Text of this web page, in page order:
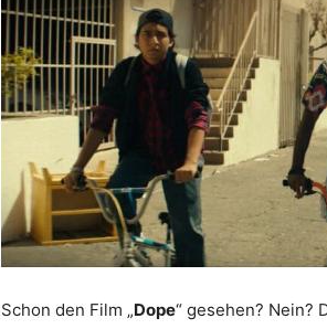
Schon den Film „Dope“ gesehen? Nein?